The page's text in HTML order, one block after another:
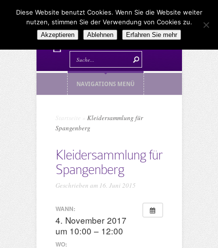
NAVIGATIONS MENÜ
Startseite
Kleidersammlung für
Spangenberg
Kleidersammlung für
Spangenberg
Geschrieben am 16. Juni 2015
WANN:
4. November 2017
um 10:00 – 12:00
WO:
Diese Website benutzt Cookies. Wenn Sie die Website weiter
nutzen, stimmen Sie der Verwendung von Cookies zu.
Akzeptieren Ablehnen Erfahren Sie mehr